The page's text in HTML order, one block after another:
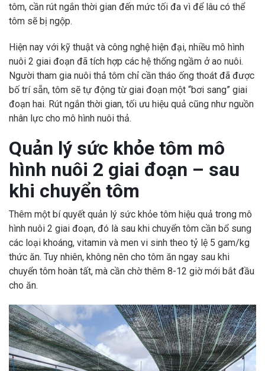
tôm, cần rút ngắn thời gian đến mức tối đa vì để lâu có thể
tôm sẽ bị ngộp.
Hiện nay với kỹ thuật và công nghệ hiện đại, nhiều mô hình
nuôi 2 giai đoạn đã tích hợp các hệ thống ngầm ở ao nuôi.
Người tham gia nuôi thả tôm chỉ cần tháo ống thoát đã được
bố trí sẵn, tôm sẽ tự động từ giai đoạn một “bơi sang” giai
đoạn hai. Rút ngắn thời gian, tối ưu hiệu quả cũng như nguồn
nhân lực cho mô hình nuôi thả.
Quản lý sức khỏe tôm mô
hình nuôi 2 giai đoạn – sau
khi chuyển tôm
Thêm một bí quyết quản lý sức khỏe tôm hiệu quả trong mô
hình nuôi 2 giai đoạn, đó là sau khi chuyển tôm cần bổ sung
các loại khoáng, vitamin và men vi sinh theo tỷ lệ 5 gam/kg
thức ăn. Tuy nhiên, không nên cho tôm ăn ngay sau khi
chuyển tôm hoàn tất, mà cần chờ thêm 8-12 giờ mới bắt đầu
cho ăn.